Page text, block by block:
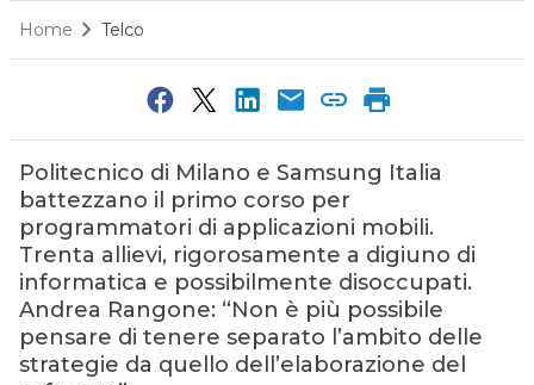
Home Telco
Politecnico di Milano e Samsung Italia
battezzano il primo corso per
programmatori di applicazioni mobili.
Trenta allievi, rigorosamente a digiuno di
informatica e possibilmente disoccupati.
Andrea Rangone: “Non è più possibile
pensare di tenere separato l’ambito delle
strategie da quello dell’elaborazione del